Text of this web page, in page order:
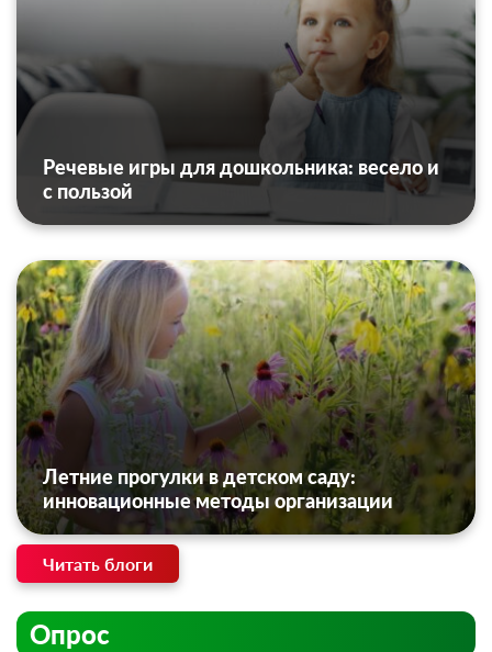
Речевые игры для дошкольника: весело и
с пользой
Летние прогулки в детском саду:
инновационные методы организации
Читать блоги
Опрос